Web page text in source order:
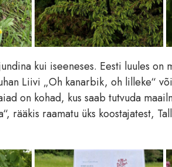
kui iseeneses. Eesti luules on
Liivi „Oh kanarbik, oh lilleke“
on kohad, kus saab tutvuda
rääkis raamatu üks koostajatest,